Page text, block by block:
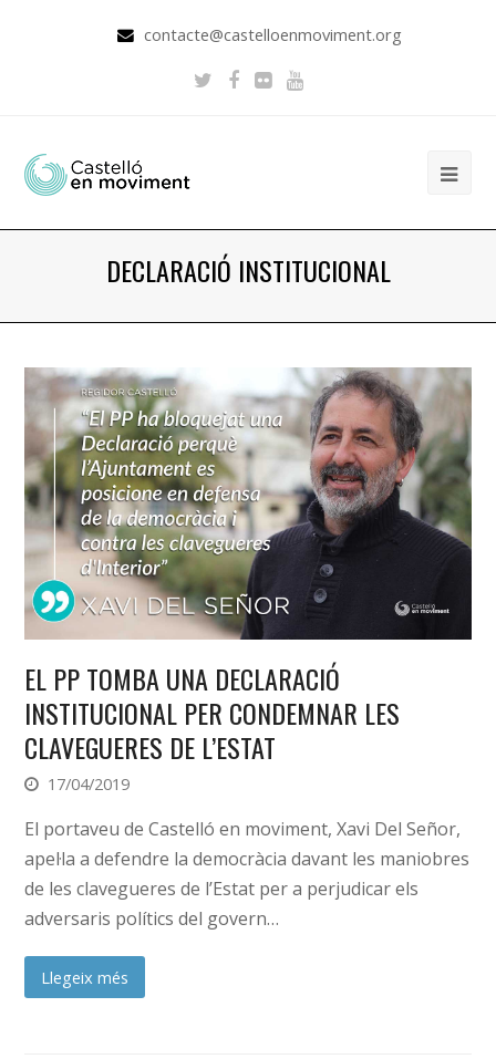
contacte@castelloenmoviment.org
DECLARACIÓ INSTITUCIONAL
EL PP TOMBA UNA DECLARACIÓ
INSTITUCIONAL PER CONDEMNAR LES
CLAVEGUERES DE L’ESTAT
17/04/2019
El portaveu de Castelló en moviment, Xavi Del Señor,
apel·la a defendre la democràcia davant les maniobres
de les clavegueres de l’Estat per a perjudicar els
adversaris polítics del govern…
Llegeix més